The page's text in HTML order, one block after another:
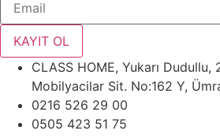
KAYIT OL
CLASS HOME, Yukarı
Mobilyacilar Sit. No:162 Y,
0216 526 29 00
0505 423 51 75